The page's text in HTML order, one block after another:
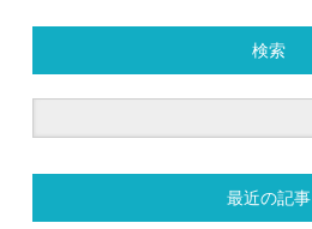
検索
最近の記事